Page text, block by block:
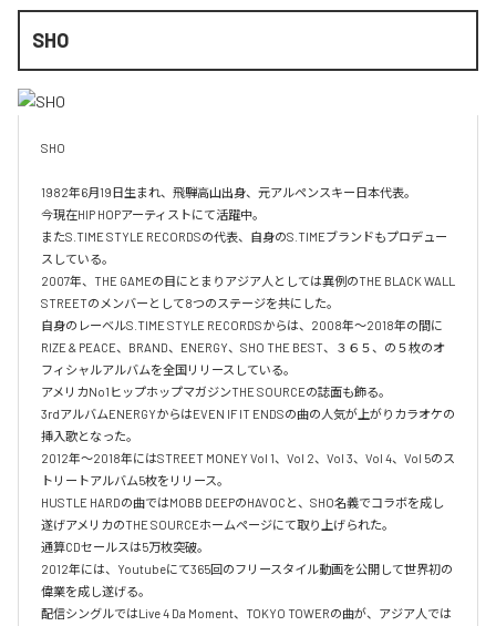
SHO
SHO
1982年6月19日生まれ、飛騨高山出身、元アルペンスキー日本代表。
今現在HIP HOPアーティストにて活躍中。
またS.TIME STYLE RECORDSの代表、自身のS.TIMEブランドもプロデュー
スしている。
2007年、THE GAMEの目にとまりアジア人としては異例のTHE BLACK WALL
STREETのメンバーとして8つのステージを共にした。
自身のレーベルS.TIME STYLE RECORDSからは、2008年〜2018年の間に
RIZE & PEACE、BRAND、ENERGY、SHO THE BEST、３６５、の５枚のオ
フィシャルアルバムを全国リリースしている。
アメリカNo1ヒップホップマガジンTHE SOURCEの誌面も飾る。
3rdアルバムENERGYからはEVEN IF IT ENDSの曲の人気が上がりカラオケの
挿入歌となった。
2012年〜2018年にはSTREET MONEY Vol 1、Vol 2、Vol 3、Vol 4、Vol 5のス
トリートアルバム5枚をリリース。
HUSTLE HARDの曲ではMOBB DEEPのHAVOCと、SHO名義でコラボを成し
遂げアメリカのTHE SOURCEホームページにて取り上げられた。
通算CDセールスは5万枚突破。
2012年には、Youtubeにて365回のフリースタイル動画を公開して世界初の
偉業を成し遂げる。
配信シングルではLive 4 Da Moment、TOKYO TOWERの曲が、アジア人では